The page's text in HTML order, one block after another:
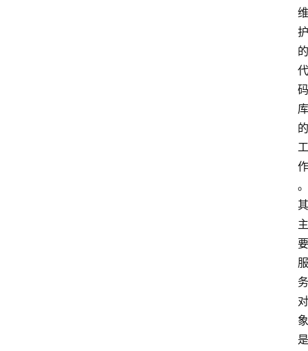
维
护
的
代
码
库
的
工
作
。
其
主
要
服
务
对
象
是